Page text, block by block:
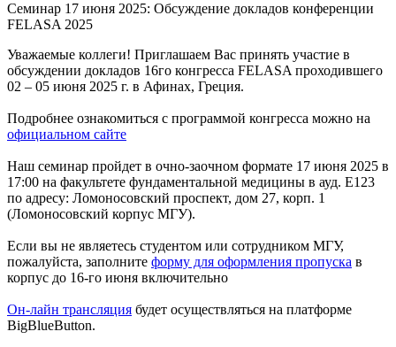
Семинар 17 июня 2025: Обсуждение докладов конференции
FELASA 2025
Уважаемые коллеги! Приглашаем Вас принять участие в
обсуждении докладов 16го конгресса FELASA проходившего
02 – 05 июня 2025 г. в Афинах, Греция.
Подробнее ознакомиться с программой конгресса можно на
официальном сайте
Наш семинар пройдет в очно-заочном формате 17 июня 2025 в
17:00 на факультете фундаментальной медицины в ауд. Е123
по адресу: Ломоносовский проспект, дом 27, корп. 1
(Ломоносовский корпус МГУ).
Если вы не являетесь студентом или сотрудником МГУ,
пожалуйста, заполните форму для оформления пропуска в
корпус до 16-го июня включительно
Он-лайн трансляция будет осуществляться на платформе
BigBlueButton.